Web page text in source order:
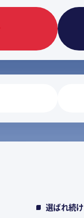
選ばれ続